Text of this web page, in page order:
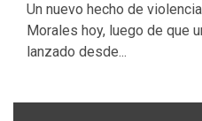
Un nuevo hecho de
Morales hoy, luego de que
lanzado desde...